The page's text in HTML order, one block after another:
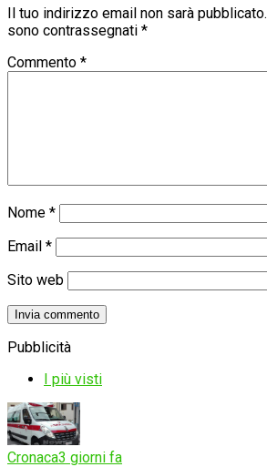
Il tuo indirizzo email non sarà pubblicato.
sono contrassegnati *
Commento *
Nome *
Email *
Sito web
Pubblicità
I più visti
Cronaca3 giorni fa